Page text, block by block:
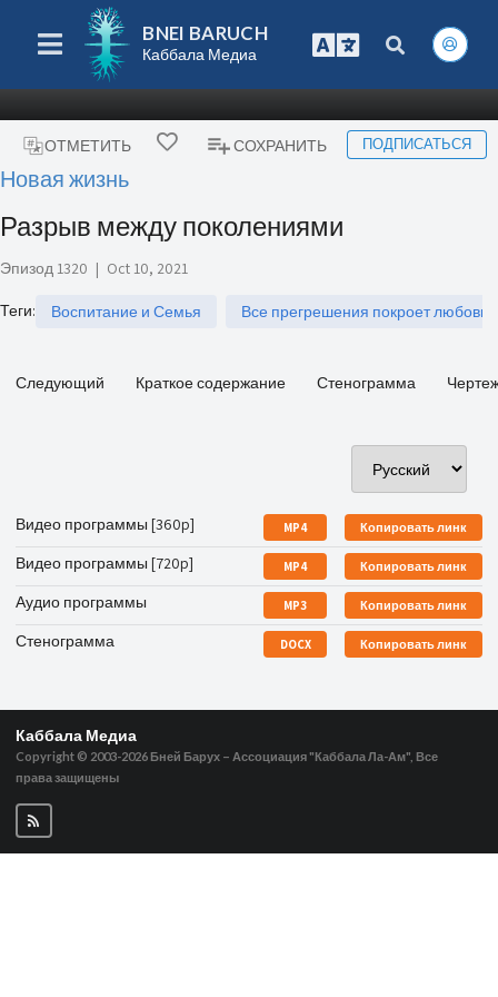
BNEI BARUCH
Каббала Медиа
ОТМЕТИТЬ СОХРАНИТЬ ПОДПИСАТЬСЯ
Новая жизнь
Разрыв между поколениями
Эпизод 1320 | Oct 10, 2021
Теги: Воспитание и Семья Все прегрешения покроет любовь
Следующий Краткое содержание Стенограмма
Видео программы [360p] MP4 Копировать линк
Видео программы [720p] MP4 Копировать линк
Аудио программы MP3 Копировать линк
Стенограмма DOCX Копировать линк
Каббала Медиа
Copyright © 2003-2026 Бней Барух – Ассоциация "Каббала Ла-Ам", Все
права защищены